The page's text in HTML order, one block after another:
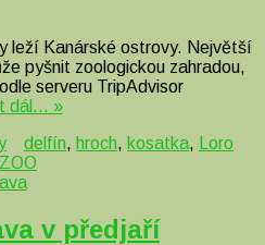
leží Kanárské ostrovy. Největší
pyšnit zoologickou zahradou,
serveru TripAdvisor
dál… »
delfín, hroch, kosatka,
Loro
ZOO
v předjaří